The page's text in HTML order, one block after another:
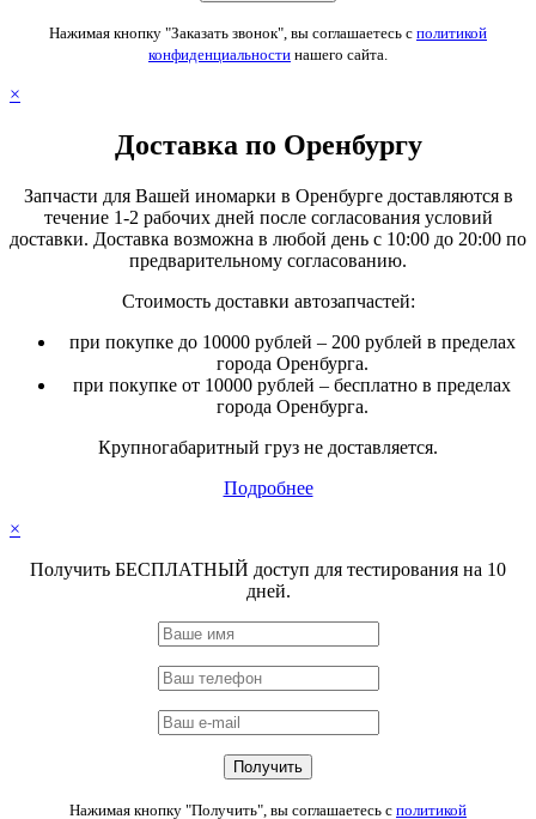
Нажимая кнопку "Заказать звонок", вы соглашаетесь с политикой
конфиденциальности нашего сайта.
×
Доставка по Оренбургу
Запчасти для Вашей иномарки в Оренбурге доставляются в
течение 1-2 рабочих дней после согласования условий
доставки. Доставка возможна в любой день с 10:00 до 20:00 по
предварительному согласованию.
Стоимость доставки автозапчастей:
при покупке до 10000 рублей – 200 рублей в пределах
города Оренбурга.
при покупке от 10000 рублей – бесплатно в пределах
города Оренбурга.
Крупногабаритный груз не доставляется.
Подробнее
×
Получить БЕСПЛАТНЫЙ доступ для тестирования на 10
дней.
Нажимая кнопку "Получить", вы соглашаетесь с политикой